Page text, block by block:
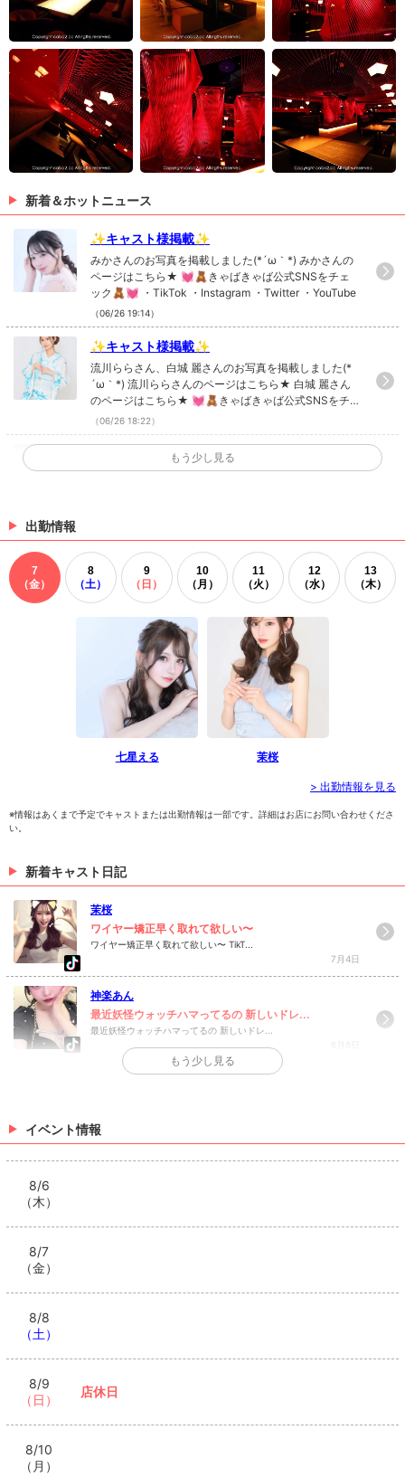
新着＆ホットニュース
✨キャスト様掲載✨
みかさんのお写真を掲載しました(*´ω｀*) みかさんの
ページはこちら★ 💓🧸きゃばきゃば公式SNSをチェ
ック🧸💓 ・TikTok ・Instagram ・Twitter ・YouTube
（06/26 19:14）
✨キャスト様掲載✨
流川ららさん、白城 麗さんのお写真を掲載しました(*
´ω｀*) 流川ららさんのページはこちら★ 白城 麗さん
のページはこちら★ 💓🧸きゃばきゃば公式SNSをチ
ェック🧸💓 ・TikTok ・Instagram ・Twitter ・YouTu
be
（06/26 18:22）
✨キャスト様掲載✨
ひめかさん・みさきさん・さやさんのお写真を掲載し
✨キャスト様掲載✨
あすかさん・神楽あんさん・礼愛さんのお写真を掲載
しました(*´ω｀*) キャストページはこちら★ 💓🧸き
ゃばきゃば公式SNSをチェック🧸💓 ・TikTok ・Insta
gram ・Twitter ・YouTube
（06/24 15:42）
> ホットニュース一覧を見る
もう少し見る
出勤情報
7
（金）
8
（土）
9
（日）
10
（月）
11
（火）
12
（水）
13
（木）
七星える 茉桜
> 出勤情報を見る
※情報はあくまで予定でキャストまたは出勤情報は一部です。詳細はお店にお問い合わせくださ
い。
新着キャスト日記
茉桜
ワイヤー矯正早く取れて欲しい〜
ワイヤー矯正早く取れて欲しい〜 TikT...
7月4日
神楽あん
最近妖怪ウォッチハマってるの 新しいドレ...
最近妖怪ウォッチハマってるの 新しいドレ...
もう少し見る
イベント情報
8/6
（木）
8/7
（金）
8/8
（土）
8/9
（日）
店休日
8/10
（月）